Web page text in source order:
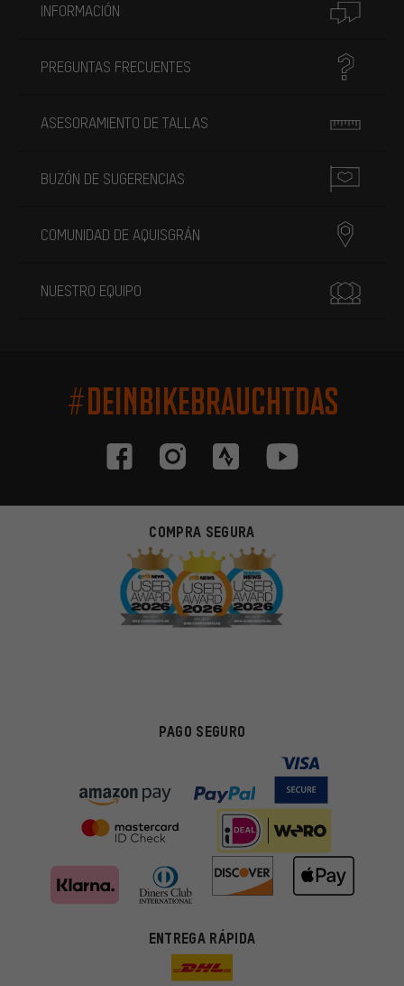
INFORMACIÓN
PREGUNTAS FRECUENTES
ASESORAMIENTO DE TALLAS
BUZÓN DE SUGERENCIAS
COMUNIDAD DE AQUISGRÁN
NUESTRO EQUIPO
#DEINBIKEBRAUCHTDAS
COMPRA SEGURA
PAGO SEGURO
ENTREGA RÁPIDA